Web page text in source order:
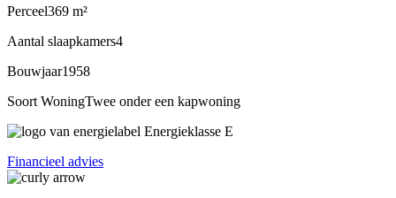
Perceel369 m²
Aantal slaapkamers4
Bouwjaar1958
Soort WoningTwee onder een kapwoning
Energieklasse E
Financieel advies